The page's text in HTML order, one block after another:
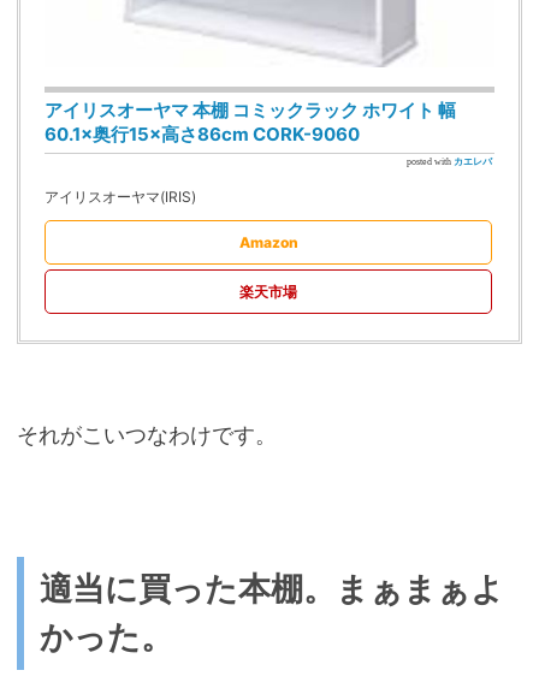
アイリスオーヤマ 本棚 コミックラック ホワイト 幅
60.1×奥行15×高さ86cm CORK-9060
posted with カエレバ
アイリスオーヤマ(IRIS)
Amazon
楽天市場
それがこいつなわけです。
適当に買った本棚。まぁまぁよ
かった。